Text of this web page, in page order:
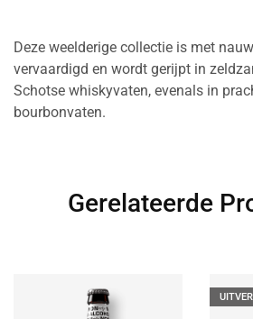
Deze weelderige collectie is met
vervaardigd en wordt gerijpt in
Schotse whiskyvaten, evenals in
bourbonvaten.
Gerelateerde